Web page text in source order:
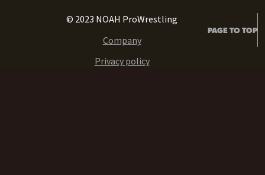
© 2023 NOAH ProWrestling
Company
Privacy policy
PAGE TO TOP